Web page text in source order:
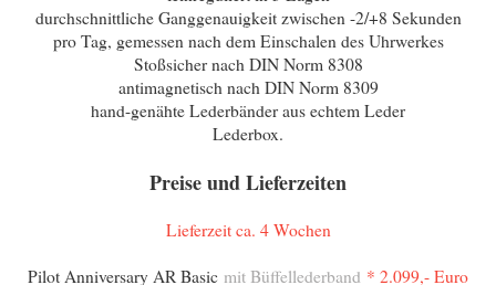
durchschnittliche Ganggenauigkeit zwischen -2/+8 Sekunden
pro Tag, gemessen nach dem Einschalen des Uhrwerkes
Stoßsicher nach DIN Norm 8308
antimagnetisch nach DIN Norm 8309
hand-genähte Lederbänder aus echtem Leder
Lederbox.
Preise und Lieferzeiten
Lieferzeit ca. 4 Wochen
Pilot Anniversary AR Basic mit Büffellederband * 2.099,- Euro